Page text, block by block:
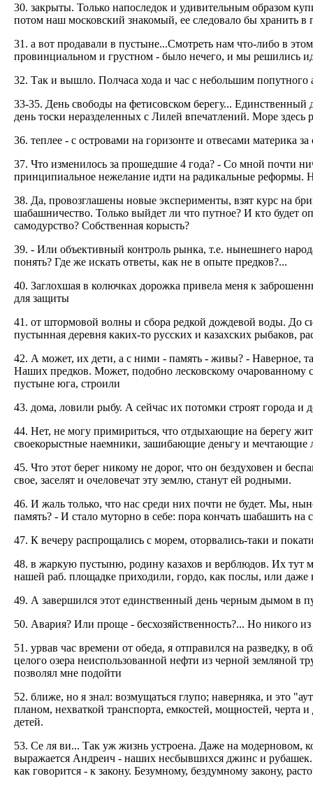
30. закрыты. Только напоследок и удивительным образом
потом наш московский знакомый, ее следовало бы хранить в
31. а вот продавали в пустыне...Смотреть нам что-либо в
провинциальном и грустном - было нечего, и мы решились
32. Так и вышло. Полчаса хода и час с небольшим
33-35. День свободы на фетисовском берегу...
день тоски неразделенных с Лилей впечатлений. Море здесь
36. теплее - с островами на горизонте и отвесами материка
37. Что изменилось за прошедшие 4 года? - Со мной почти
принципиальное нежелание идти на радикальные реформы.
38. Да, провозглашены новые эксперименты, взят курс на
шабашничество. Только выйдет ли что путное? И кто будет
самодурство? Собственная корысть?
39. - Или объективный контроль рынка, т.е. нынешнего
понять? Где же искать ответы, как не в опыте предков?...
40. Заглохшая в колючках дорожка привела меня к
для защиты
41. от штормовой волны и сбора редкой дождевой воды. До
пустынная деревня каких-то русских и казахских рыбаков,
42. А может, их дети, а с ними - память - живы? - Наверное,
Наших предков. Может, подобно лесковскому очарованному
пустыне юга, строили
43. дома, ловили рыбу. А сейчас их потомки строят города и
44. Нет, не могу примириться, что отдыхающие на берегу
своекорыстные наемники, зашибающие деньгу и мечтающие
45. Что этот берег никому не дорог, что он бездуховен и
свое, заселят и очеловечат эту землю, станут ей родными.
46. И жаль только, что нас среди них почти не будет. Мы,
память? - И стало муторно в себе: пора кончать шабашить на
47. К вечеру распрощались с морем, оторвались-таки и
48. в жаркую пустыню, родину казахов и верблюдов. Их тут
нашей раб. площадке приходили, гордо, как послы, или даже
49. А завершился этот единственный день черным дымом в
50. Авария? Или проще - бесхозяйственность?... Но никого
51. урвав час времени от обеда, я отправился на разведку, в
целого озера неиспользованной нефти из черной земляной
позволял мне подойти
52. ближе, но я знал: возмущаться глупо; наверняка, и это
планом, нехваткой транспорта, емкостей, мощностей,
детей.
53. Се ля ви... Так уж жизнь устроена. Даже на модерновом,
выражается Андреич - наших несбывшихся джинс и
как говорится - к закону. Безумному, бездумному закону,